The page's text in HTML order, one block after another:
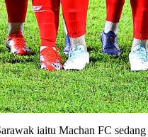
iaitu Machan FC